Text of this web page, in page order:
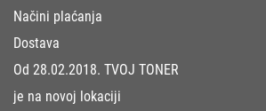
Načini plaćanja
Dostava
Od 28.02.2018. TVOJ TONER
je na novoj lokaciji